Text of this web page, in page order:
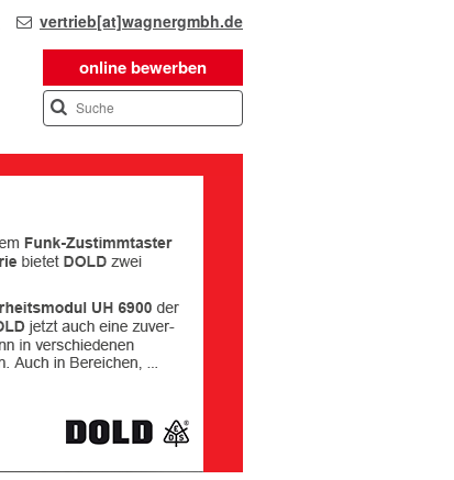
vertrieb[at]wagnergmbh.de
online bewerben